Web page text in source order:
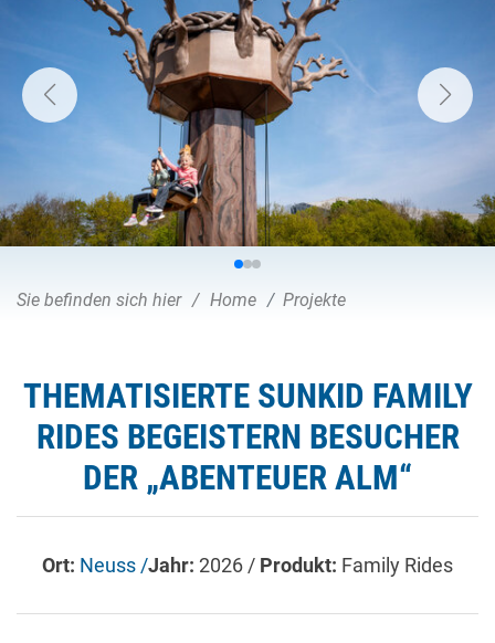
Sie befinden sich hier Home Projekte
THEMATISIERTE SUNKID FAMILY
RIDES BEGEISTERN BESUCHER
DER „ABENTEUER ALM“
Ort: Neuss /Jahr: 2026 / Produkt: Family Rides